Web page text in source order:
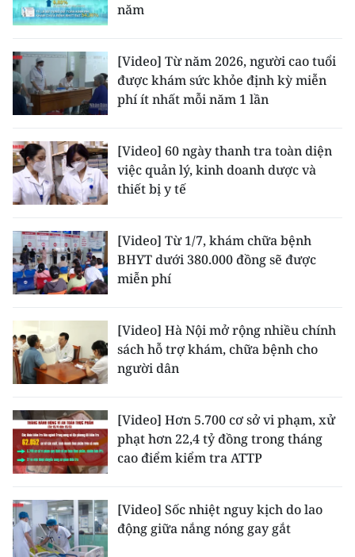
năm
[Video] Từ năm 2026, người cao tuổi
được khám sức khỏe định kỳ miễn
phí ít nhất mỗi năm 1 lần
[Video] 60 ngày thanh tra toàn diện
việc quản lý, kinh doanh dược và
thiết bị y tế
[Video] Từ 1/7, khám chữa bệnh
BHYT dưới 380.000 đồng sẽ được
miễn phí
[Video] Hà Nội mở rộng nhiều chính
sách hỗ trợ khám, chữa bệnh cho
người dân
[Video] Hơn 5.700 cơ sở vi phạm, xử
phạt hơn 22,4 tỷ đồng trong tháng
cao điểm kiểm tra ATTP
[Video] Sốc nhiệt nguy kịch do lao
động giữa nắng nóng gay gắt